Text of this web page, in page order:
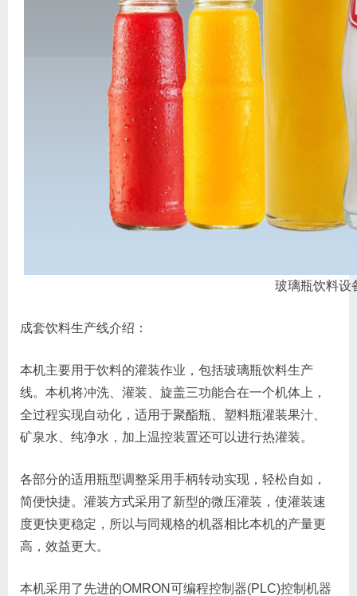
玻璃瓶饮料设备解决
成套饮料生产线介绍：
本机主要用于饮料的灌装作业，包括玻璃瓶饮料生产
线。本机将冲洗、灌装、旋盖三功能合在一个机体上，
全过程实现自动化，适用于聚酯瓶、塑料瓶灌装果汁、
矿泉水、纯净水，加上温控装置还可以进行热灌装。
各部分的适用瓶型调整采用手柄转动实现，轻松自如，
简便快捷。灌装方式采用了新型的微压灌装，使灌装速
度更快更稳定，所以与同规格的机器相比本机的产量更
高，效益更大。
本机采用了先进的OMRON可编程控制器(PLC)控制机器